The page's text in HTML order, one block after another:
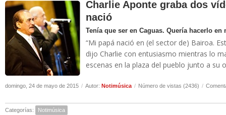
Charlie Aponte graba dos
nació
Tenía que ser en Caguas. Quería hacerlo en
“Mi papá nació en (el sector de) Bairoa.
dijo Charlie con entusiasmo mientras lo
escenas en la plaza del pueblo junto a su
domingo, 24 de mayo de 2015 / Autor: Notimúsica / Número de vistas (2436) /
Categorías: Notimúsica